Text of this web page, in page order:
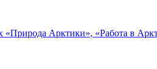
«Природа Арктики», «Работа в